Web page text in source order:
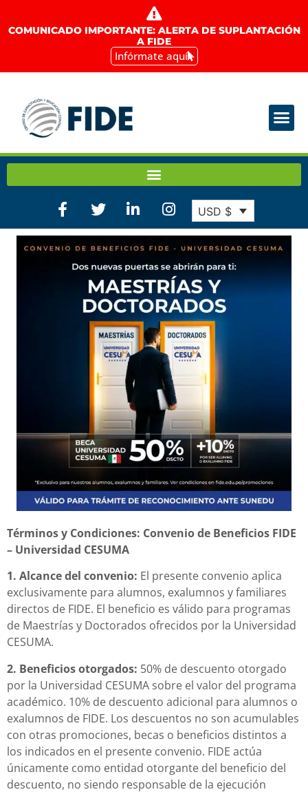
COMUNICADO IMPORTANTE: ALERTA DE SUPLANTACIÓN
A FIDE
Infórmate aquí
USD $
Términos y Condiciones: Convenio de Beneficios FIDE
– Universidad CESUMA
1. Alcance del convenio: El presente convenio aplica
exclusivamente para alumnos, exalumnos y familiares
directos de FIDE. El beneficio es válido para programas
de Maestrías y Doctorados ofrecidos por la Universidad
CESUMA.
2. Beneficios otorgados: 50% de descuento otorgado
por la Universidad CESUMA sobre el valor del programa
académico. 10% de descuento adicional para alumnos o
exalumnos de FIDE. Los descuentos no son acumulables
con otras promociones, becas o beneficios distintos a
los indicados en el presente convenio. FIDE actúa
únicamente como entidad otorgante del beneficio del
descuento, no siendo responsable de la ejecución